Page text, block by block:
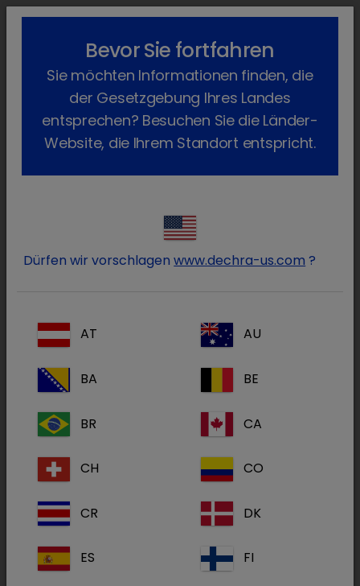
lock_outline search menu
Verschreibungspflichtig
Avishield IB GI-13 Zurück
Avishield IB GI-13
für Hühner
Zur aktiven Immunisierung von Hühnern um die
reduzieren, die durch eine Infektion mit dem
793B (Stamm GI-13) verursacht wird und sich in
Bevor Sie fortfahren
Sie möchten Informationen finden, die
der Gesetzgebung Ihres Landes
entsprechen? Besuchen Sie die Länder-
Website, die Ihrem Standort entspricht.
Dürfen wir vorschlagenwww.dechra-us.com ?
AT AU
BA BE
BR CA
CH CO
CR DK
ES FI